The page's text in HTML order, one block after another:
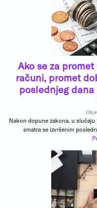
Ako se za
računi, promet
poslednjeg dana
Nakon dopune zakona, u
smatra se izvršenim